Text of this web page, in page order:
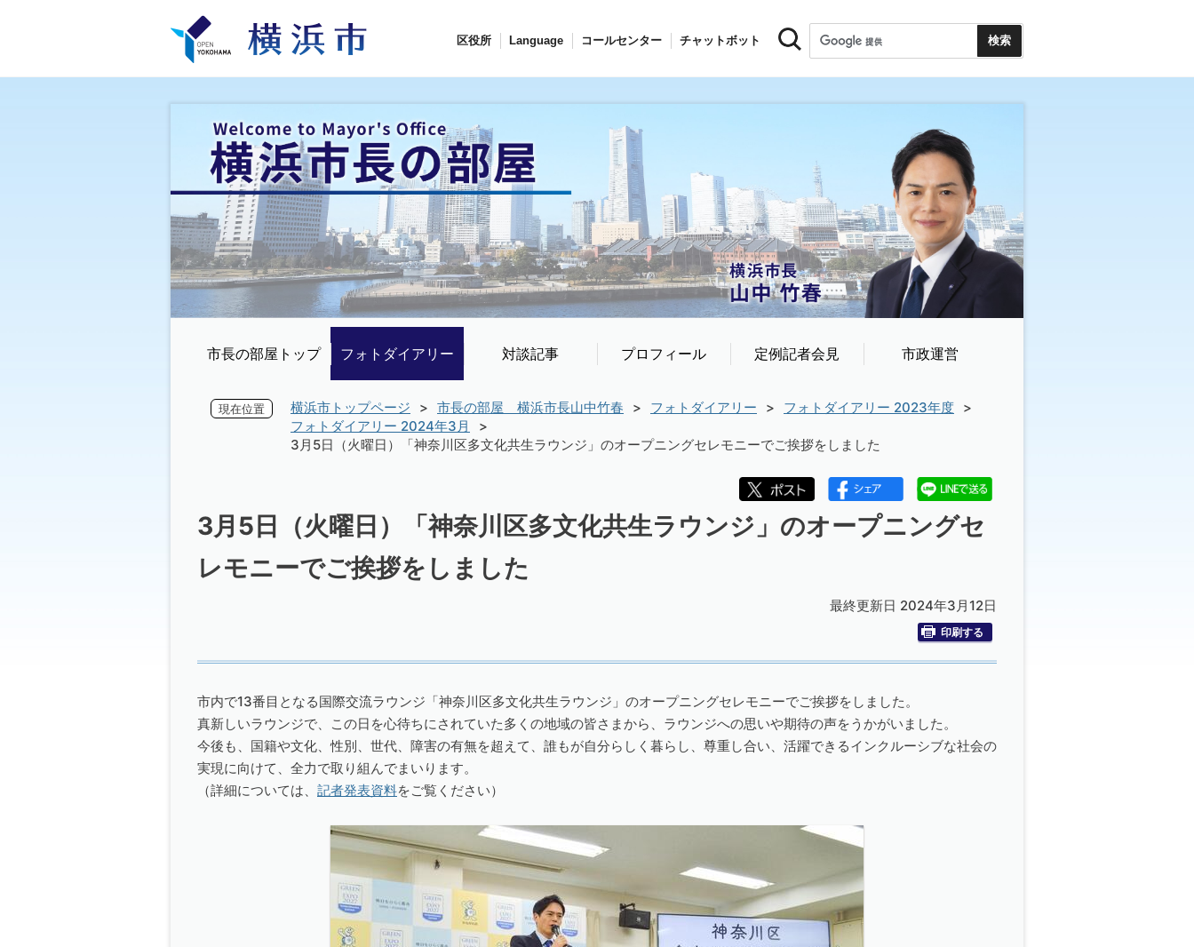
区役所 Language コールセンター チャットボット
市長の部屋トップ フォトダイアリー 対談記事 プロフィール 定例記者会見 市政運営
現在位置 横浜市トップページ 市長の部屋 横浜市長山中竹春 フォトダイアリー
フォトダイアリー 2023年度
フォトダイアリー 2024年3月
3月5日（火曜日）「神奈川区多文化共生ラウンジ」のオープニングセレモニーでご挨拶をしました
3月5日（火曜日）「神奈川区多文化共生ラウンジ」のオープニングセ
レモニーでご挨拶をしました
最終更新日 2024年3月12日
印刷する
市内で13番目となる国際交流ラウンジ「神奈川区多文化共生ラウンジ」のオープニングセレモニーでご挨拶をしました。
真新しいラウンジで、この日を心待ちにされていた多くの地域の皆さまから、ラウンジへの思いや期待の声をうかがいました。
今後も、国籍や文化、性別、世代、障害の有無を超えて、誰もが自分らしく暮らし、尊重し合い、活躍できるインクルーシブな社会の
実現に向けて、全力で取り組んでまいります。
（詳細については、 記者発表資料をご覧ください）